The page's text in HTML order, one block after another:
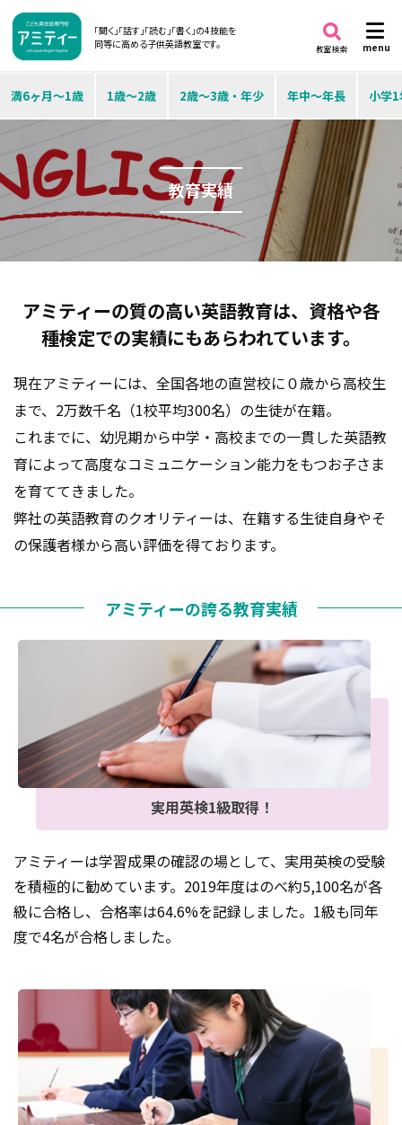
「聞く」「話す」「読む」「書く」の4技能を
同等に高める子供英語教室です。
menu
教室検索
満6ヶ月～1歳 1歳～2歳 2歳～3歳・年少 年中～年長 小学
教育実績
アミティーの質の高い英語教育は、 資格や各
種検定での実績にもあらわれています。
現在アミティーには、全国各地の直営校に０歳から高校生
まで、2万数千名（1校平均300名）の生徒が在籍。
これまでに、幼児期から中学・高校までの一貫した英語教
育によって高度なコミュニケーション能力をもつお子さま
を育ててきました。
弊社の英語教育のクオリティーは、在籍する生徒自身やそ
の保護者様から高い評価を得ております。
アミティーの誇る教育実績
実用英検1級取得！
アミティーは学習成果の確認の場として、実用英検の受験
を積極的に勧めています。2019年度はのべ約5,100名が各
級に合格し、合格率は64.6%を記録しました。1級も同年
度で4名が合格しました。